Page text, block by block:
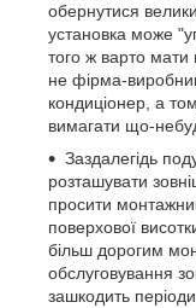
обернутися
установка може
того ж варто мати
не фірма-
кондиціонер, а
вимагати що-
Заздалегідь
розташувати
просити
поверхової
більш дорогим
обслуговування
зашкодить